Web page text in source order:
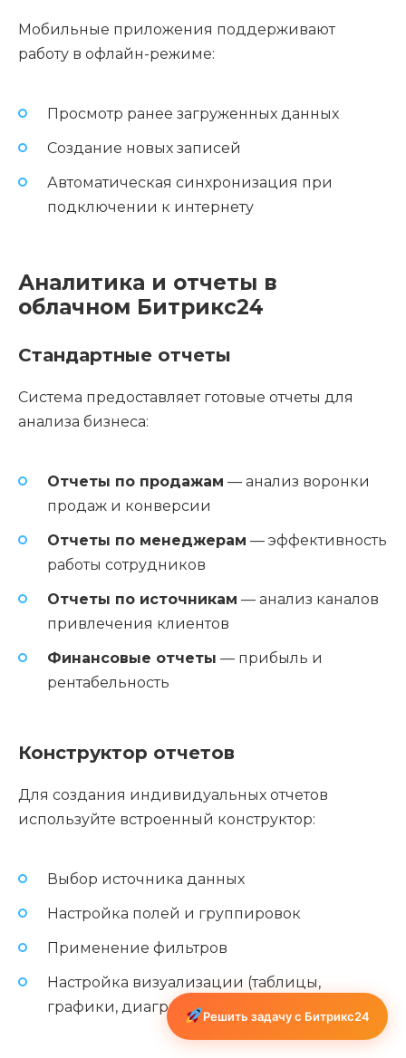
Мобильные приложения поддерживают
работу в офлайн-режиме:
Просмотр ранее загруженных данных
Создание новых записей
Автоматическая синхронизация при
подключении к интернету
Аналитика и отчеты в
облачном Битрикс24
Стандартные отчеты
Система предоставляет готовые отчеты для
анализа бизнеса:
Отчеты по продажам — анализ воронки
продаж и конверсии
Отчеты по менеджерам — эффективность
работы сотрудников
Отчеты по источникам — анализ каналов
привлечения клиентов
Финансовые отчеты — прибыль и
рентабельность
Конструктор отчетов
Для создания индивидуальных отчетов
используйте встроенный конструктор:
Выбор источника данных
Настройка полей и группировок
Применение фильтров
Настройка визуализации (таблицы,
графики, диаграммы)
Решить задачу с Битрикс24